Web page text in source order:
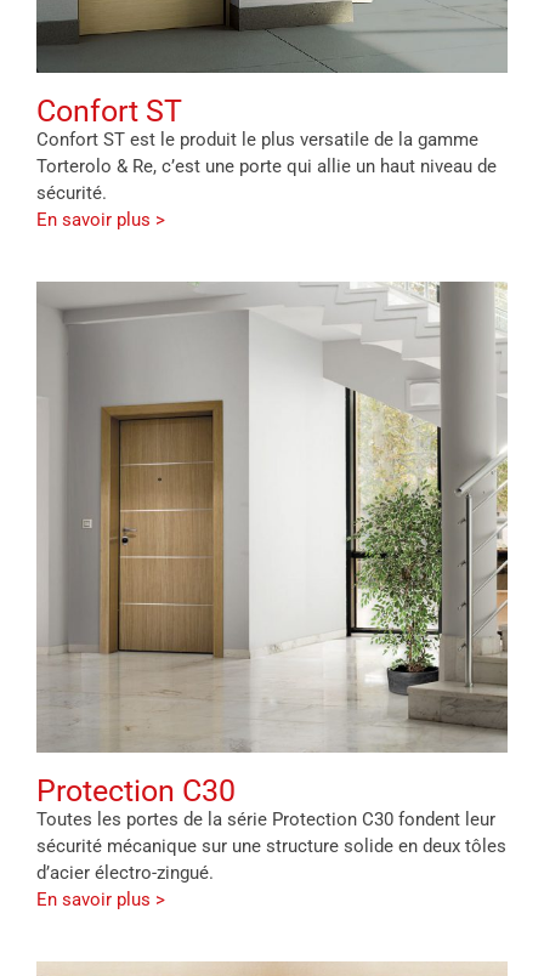
Confort ST
Confort ST est le produit le plus versatile de la gamme
Torterolo & Re, c’est une porte qui allie un haut niveau de
sécurité.
En savoir plus >
Protection C30
Toutes les portes de la série Protection C30 fondent leur
sécurité mécanique sur une structure solide en deux tôles
d’acier électro-zingué.
En savoir plus >